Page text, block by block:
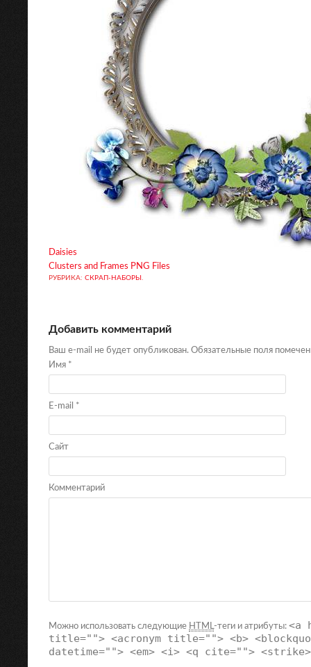
Daisies
Clusters and Frames PNG Files
РУБРИКА: СКРАП-НАБОРЫ .
Добавить комментарий
Ваш e-mail не будет опубликован. Обязательные поля
Имя *
E-mail *
Сайт
Комментарий
Можно использовать следующие HTML-теги и атрибуты: <a
title=""> <acronym title=""> <b>
datetime=""> <em> <i> <q cite="">